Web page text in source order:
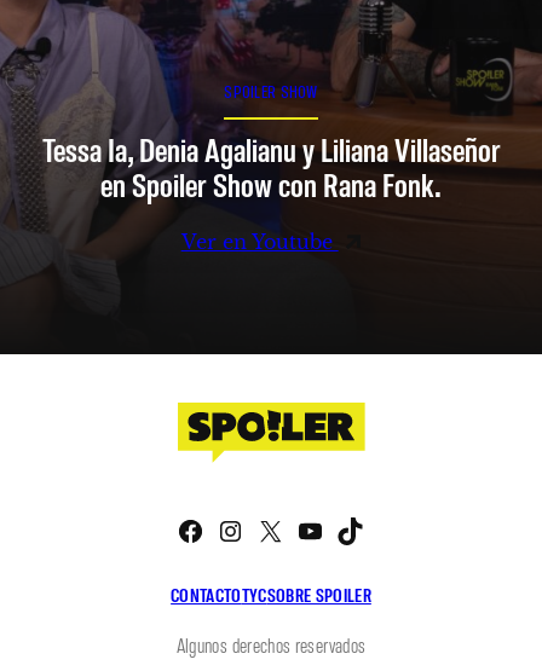
SPOILER SHOW
Tessa Ia, Denia Agalianu y Liliana Villaseñor
en Spoiler Show con Rana Fonk.
Ver en Youtube
CONTACTOTYCSOBRE SPOILER
Facebook
Instagram
X YouTube
Algunos derechos reservados